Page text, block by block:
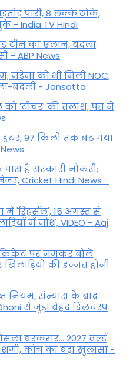
पारी, 8 छक्के ठोके,
India TV Hindi
टीम का एलान, बदला
- ABP News
जडेजा को भी मिली NOC;
बदली - Jansatta
'टीचर' की तलाश, पंत ने
हंटर, 97 किलो तक बढ़ गया
पास है सरकारी नौकरी;
Cricket Hindi News -
में 'रिहर्सल', 15 अगस्त से
में जोश, VIDEO - Aaj
पर जमकर बोले
की इज्जत होनी
नियम, संन्यास के बाद
से जुड़ा बेहद दिलचस्प
बरकरार... 2027 वर्ल्ड
कोच का बड़ा खुलासा -